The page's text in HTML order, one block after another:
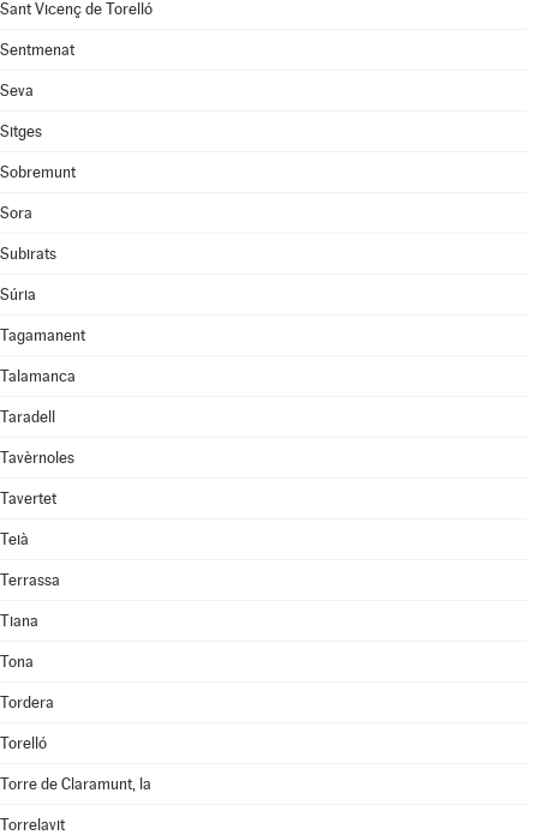
Sant Vicenç de Torelló
Sentmenat
Seva
Sitges
Sobremunt
Sora
Subirats
Súria
Tagamanent
Talamanca
Taradell
Tavèrnoles
Tavertet
Teià
Terrassa
Tiana
Tona
Tordera
Torelló
Torre de Claramunt, la
Torrelavit